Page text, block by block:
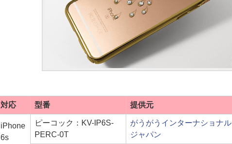
対応 型番 提供元
iPhone
6s
ピーコック：KV-IP6S-
PERC-0T
がうがうインターナショナル
ジャパン